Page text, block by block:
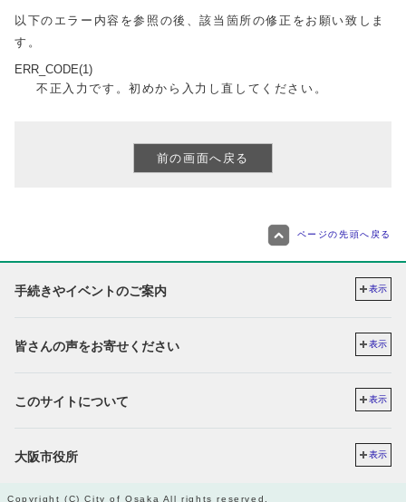
以下のエラー内容を参照の後、該当箇所の修正をお願い致しま
す。
ERR_CODE(1)
不正入力です。初めから入力し直してください。
ページの先頭へ戻る
手続きやイベントのご案内 表示
皆さんの声をお寄せください 表示
このサイトについて 表示
大阪市役所 表示
Copyright (C) City of Osaka All rights reserved.